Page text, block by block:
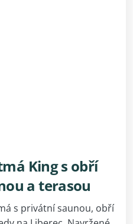
King s obří
a terasou
s privátní saunou, obří